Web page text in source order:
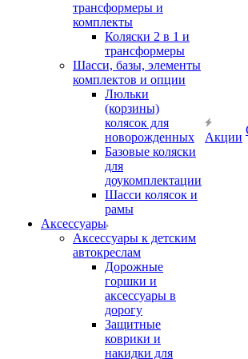
трансформеры и
комплекты
Коляски 2 в 1 и
трансформеры
Шасси, базы, элементы
комплектов и опции
Люльки
(корзины)
колясок для
новорожденных
Базовые коляски
для
доукомплектации
Шасси колясок и
рамы
Аксессуары
Аксессуары к детским
автокреслам
Дорожные
горшки и
аксессуары в
дорогу
Защитные
коврики и
накидки для
Акции